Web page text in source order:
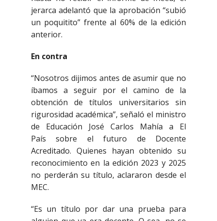
jerarca adelantó que la aprobación “subió
un poquitito” frente al 60% de la edición
anterior.
En contra
“Nosotros dijimos antes de asumir que no
íbamos a seguir por el camino de la
obtención de títulos universitarios sin
rigurosidad académica”, señaló el ministro
de Educación José Carlos Mahía a El
País sobre el futuro de Docente
Acreditado. Quienes hayan obtenido su
reconocimiento en la edición 2023 y 2025
no perderán su título, aclararon desde el
MEC.
“Es un título por dar una prueba para